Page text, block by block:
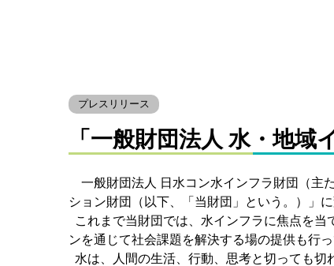
プレスリリース
「一般財団法人 水・地
一般財団法人 日水コン水インフラ財団（主
ション財団（以下、「当財団」という。）」に
これまで当財団では、水インフラに焦点を
ンを通じて社会課題を解決する場の提供も行
水は、人間の生活、行動、思考と切っても